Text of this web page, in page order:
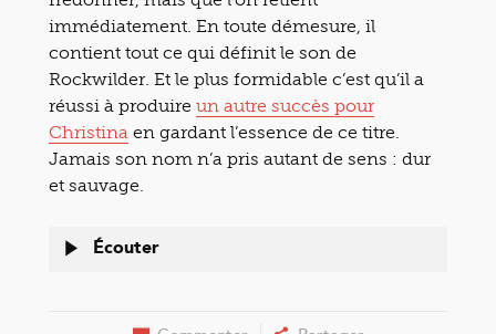
immédiatement. En toute démesure, il
contient tout ce qui définit le son de
Rockwilder. Et le plus formidable c’est qu’il a
réussi à produire un autre succès pour
Christina en gardant l’essence de ce titre.
Jamais son nom n’a pris autant de sens : dur
et sauvage.
Écouter